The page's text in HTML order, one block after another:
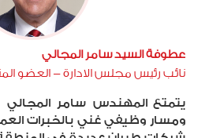
عطوفة السيد سامر المجالي
نائب رئيس مجلس الادارة - العضو
يتمتع المهندس سامر المجالي
ومسار وظيفي غني بالخبرات